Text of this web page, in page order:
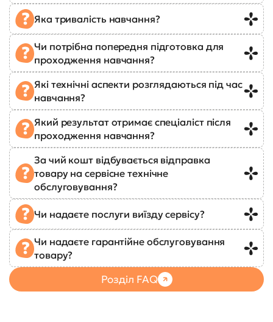
Яка тривалість навчання?
Чи потрібна попередня підготовка для
проходження навчання?
Які технічні аспекти розглядаються під час
навчання?
Який результат отримає спеціаліст після
проходження навчання?
За чий кошт відбувається відправка
товару на сервісне технічне
обслуговування?
Чи надаєте послуги виїзду сервісу?
Чи надаєте гарантійне обслуговування
товару?
Розділ FAQ